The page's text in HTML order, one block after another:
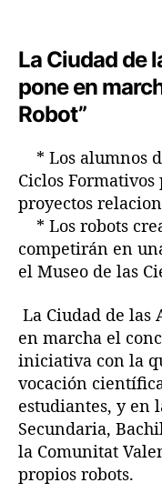
t
r
La Ciudad de
pone en
Robot”
* Los alumnos
Ciclos
proyectos
* Los robots
competirán en
el Museo de las
La Ciudad de las
en marcha el
iniciativa con la
vocación
estudiantes, y en
Secundaria,
la Comunitat
propios robots.